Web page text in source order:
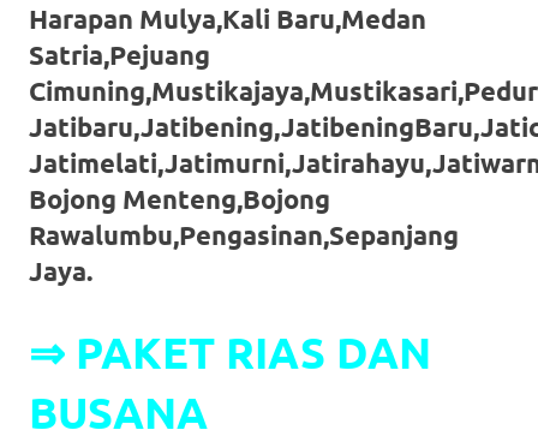
click
fake
watches.
Get
the
facts
anchor
https://
Harapan Mulya,Kali Baru,Medan
Satria,Pejuang
Bojong Menteng,Bojong
Rawalumbu,Pengasinan,Sepanjang
Jaya.
⇒ PAKET RIAS DAN
BUSANA